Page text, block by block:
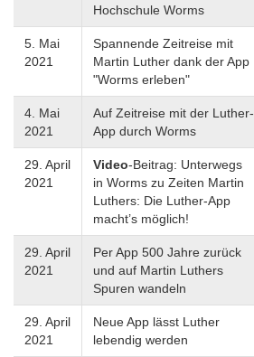
Hochschule Worms
5. Mai
2021
Spannende Zeitreise mit
Martin Luther dank der App
"Worms erleben"
4. Mai
2021
Auf Zeitreise mit der Luther-
App durch Worms
29. April
2021
Video-Beitrag: Unterwegs
in Worms zu Zeiten Martin
Luthers: Die Luther-App
macht’s möglich!
29. April
2021
Per App 500 Jahre zurück
und auf Martin Luthers
Spuren wandeln
29. April
2021
Neue App lässt Luther
lebendig werden